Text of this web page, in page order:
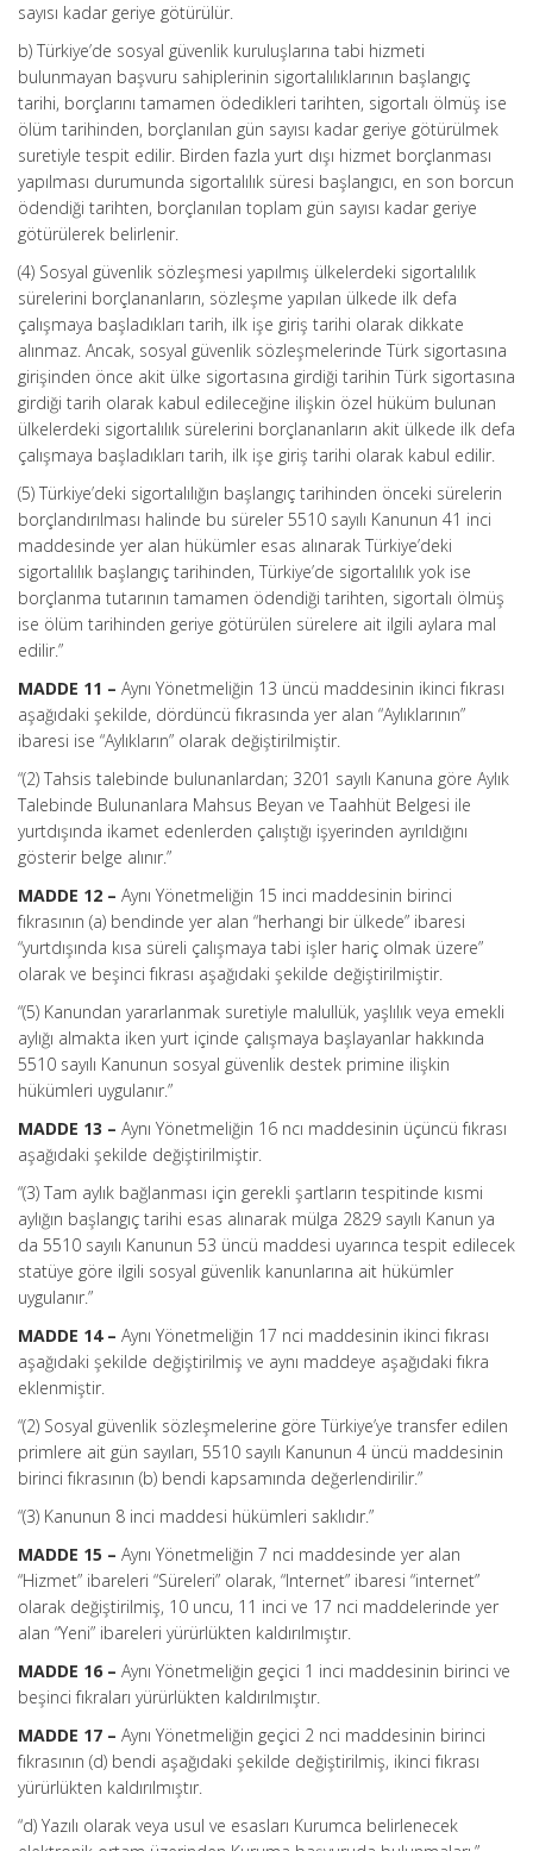
sayısı kadar geriye götürülür.
b) Türkiye’de sosyal güvenlik kuruluşlarına tabi hizmeti
bulunmayan başvuru sahiplerinin sigortalılıklarının başlangıç
tarihi, borçlarını tamamen ödedikleri tarihten, sigortalı ölmüş ise
ölüm tarihinden, borçlanılan gün sayısı kadar geriye götürülmek
suretiyle tespit edilir. Birden fazla yurt dışı hizmet borçlanması
yapılması durumunda sigortalılık süresi başlangıcı, en son borcun
ödendiği tarihten, borçlanılan toplam gün sayısı kadar geriye
götürülerek belirlenir.
(4) Sosyal güvenlik sözleşmesi yapılmış ülkelerdeki sigortalılık
sürelerini borçlananların, sözleşme yapılan ülkede ilk defa
çalışmaya başladıkları tarih, ilk işe giriş tarihi olarak dikkate
alınmaz. Ancak, sosyal güvenlik sözleşmelerinde Türk sigortasına
girişinden önce akit ülke sigortasına girdiği tarihin Türk sigortasına
girdiği tarih olarak kabul edileceğine ilişkin özel hüküm bulunan
ülkelerdeki sigortalılık sürelerini borçlananların akit ülkede ilk defa
çalışmaya başladıkları tarih, ilk işe giriş tarihi olarak kabul edilir.
(5) Türkiye’deki sigortalılığın başlangıç tarihinden önceki sürelerin
borçlandırılması halinde bu süreler 5510 sayılı Kanunun 41 inci
maddesinde yer alan hükümler esas alınarak Türkiye’deki
sigortalılık başlangıç tarihinden, Türkiye’de sigortalılık yok ise
borçlanma tutarının tamamen ödendiği tarihten, sigortalı ölmüş
ise ölüm tarihinden geriye götürülen sürelere ait ilgili aylara mal
edilir.”
MADDE 11 – Aynı Yönetmeliğin 13 üncü maddesinin ikinci fıkrası
aşağıdaki şekilde, dördüncü fıkrasında yer alan “Aylıklarının”
ibaresi ise “Aylıkların” olarak değiştirilmiştir.
“(2) Tahsis talebinde bulunanlardan; 3201 sayılı Kanuna göre Aylık
Talebinde Bulunanlara Mahsus Beyan ve Taahhüt Belgesi ile
yurtdışında ikamet edenlerden çalıştığı işyerinden ayrıldığını
gösterir belge alınır.”
MADDE 12 – Aynı Yönetmeliğin 15 inci maddesinin birinci
fıkrasının (a) bendinde yer alan “herhangi bir ülkede” ibaresi
“yurtdışında kısa süreli çalışmaya tabi işler hariç olmak üzere”
olarak ve beşinci fıkrası aşağıdaki şekilde değiştirilmiştir.
“(5) Kanundan yararlanmak suretiyle malullük, yaşlılık veya emekli
aylığı almakta iken yurt içinde çalışmaya başlayanlar hakkında
5510 sayılı Kanunun sosyal güvenlik destek primine ilişkin
hükümleri uygulanır.”
MADDE 13 – Aynı Yönetmeliğin 16 ncı maddesinin üçüncü fıkrası
aşağıdaki şekilde değiştirilmiştir.
“(3) Tam aylık bağlanması için gerekli şartların tespitinde kısmi
aylığın başlangıç tarihi esas alınarak mülga 2829 sayılı Kanun ya
da 5510 sayılı Kanunun 53 üncü maddesi uyarınca tespit edilecek
statüye göre ilgili sosyal güvenlik kanunlarına ait hükümler
uygulanır.”
MADDE 14 – Aynı Yönetmeliğin 17 nci maddesinin ikinci fıkrası
aşağıdaki şekilde değiştirilmiş ve aynı maddeye aşağıdaki fıkra
eklenmiştir.
“(2) Sosyal güvenlik sözleşmelerine göre Türkiye’ye transfer edilen
primlere ait gün sayıları, 5510 sayılı Kanunun 4 üncü maddesinin
birinci fıkrasının (b) bendi kapsamında değerlendirilir.”
“(3) Kanunun 8 inci maddesi hükümleri saklıdır.”
MADDE 15 – Aynı Yönetmeliğin 7 nci maddesinde yer alan
“Hizmet” ibareleri “Süreleri” olarak, “Internet” ibaresi “internet”
olarak değiştirilmiş, 10 uncu, 11 inci ve 17 nci maddelerinde yer
alan “Yeni” ibareleri yürürlükten kaldırılmıştır.
MADDE 16 – Aynı Yönetmeliğin geçici 1 inci maddesinin birinci ve
beşinci fıkraları yürürlükten kaldırılmıştır.
MADDE 17 – Aynı Yönetmeliğin geçici 2 nci maddesinin birinci
fıkrasının (d) bendi aşağıdaki şekilde değiştirilmiş, ikinci fıkrası
yürürlükten kaldırılmıştır.
“d) Yazılı olarak veya usul ve esasları Kurumca belirlenecek